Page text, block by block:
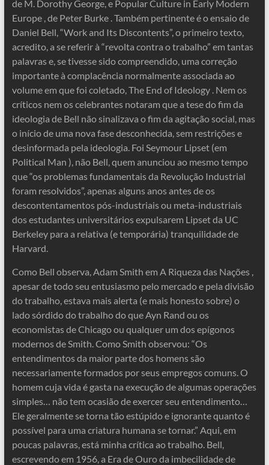
de M. Dorothy George, e Popular Culture in Early Modern
Europe , de Peter Burke . Também pertinente é o ensaio de
Daniel Bell, “Work and Its Discontents”, o primeiro texto,
acredito, a se referir à “revolta contra o trabalho” em tantas
palavras e, se tivesse sido compreendido, uma correção
importante à complacência normalmente associada ao
volume em que foi coletado, The End of Ideology . Nem os
críticos nem os celebrantes notaram que a tese do fim da
ideologia de Bell não sinalizava o fim da agitação social, mas
o início de uma nova fase desconhecida, sem restrições e
desinformada pela ideologia. Foi Seymour Lipset (em
Political Man ), não Bell, quem anunciou ao mesmo tempo
que “os problemas fundamentais da Revolução Industrial
foram resolvidos”, apenas alguns anos antes de os
descontentamentos pós-industriais ou meta-industriais
dos estudantes universitários expulsarem Lipset da UC
Berkeley para a relativa (e temporária) tranquilidade de
Harvard.
Como Bell observa, Adam Smith em A Riqueza das Nações ,
apesar de todo seu entusiasmo pelo mercado e pela divisão
do trabalho, estava mais alerta (e mais honesto sobre) o
lado sórdido do trabalho do que Ayn Rand ou os
economistas de Chicago ou qualquer um dos epígonos
modernos de Smith. Como Smith observou: “Os
entendimentos da maior parte dos homens são
necessariamente formados por seus empregos comuns. O
homem cuja vida é gasta na execução de algumas operações
simples… não tem ocasião de exercer seu entendimento…
Ele geralmente se torna tão estúpido e ignorante quanto é
possível para uma criatura humana se tornar.” Aqui, em
poucas palavras, está minha crítica ao trabalho. Bell,
escrevendo em 1956, a Era de Ouro da imbecilidade de